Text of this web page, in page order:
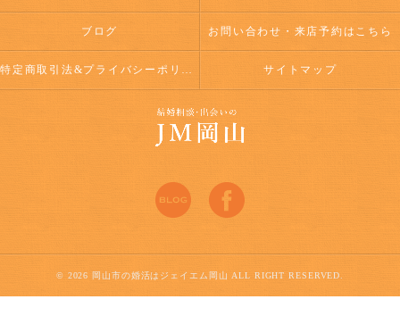
ブログ お問い合わせ・来店予約はこちら
特定商取引法&プライバシーポリシー サイトマップ
© 2026 岡山市の婚活はジェイエム岡山 ALL RIGHT RESERVED.